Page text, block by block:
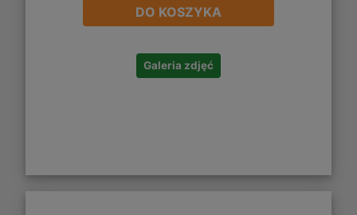
DO KOSZYKA
Galeria zdjęć